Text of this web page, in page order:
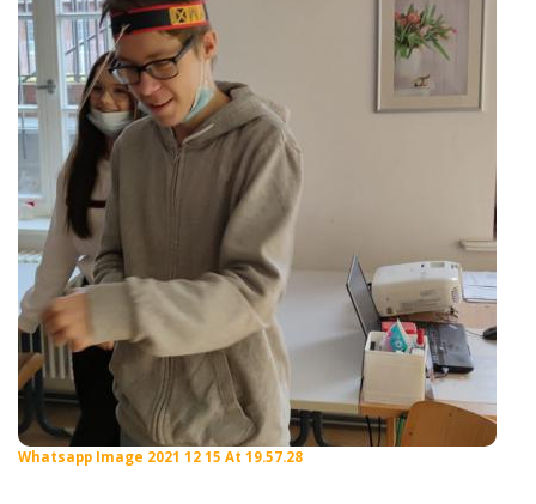
Whatsapp Image 2021 12 15 At 19.57.28